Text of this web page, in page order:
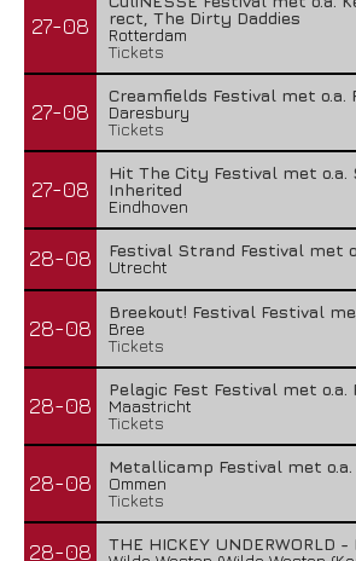
27-08
rect, The Dirty Daddies
Rotterdam
Tickets
27-08
Creamfields Festival met o.a.
Daresbury
Tickets
27-08
Hit The City Festival met o.a.
Inherited
Eindhoven
28-08
Festival Strand Festival met
Utrecht
28-08
Breekout! Festival Festival
Bree
Tickets
28-08
Pelagic Fest Festival met o.a.
Maastricht
Tickets
28-08
Metallicamp Festival met o.a.
Ommen
Tickets
28-08
THE HICKEY UNDERWORLD